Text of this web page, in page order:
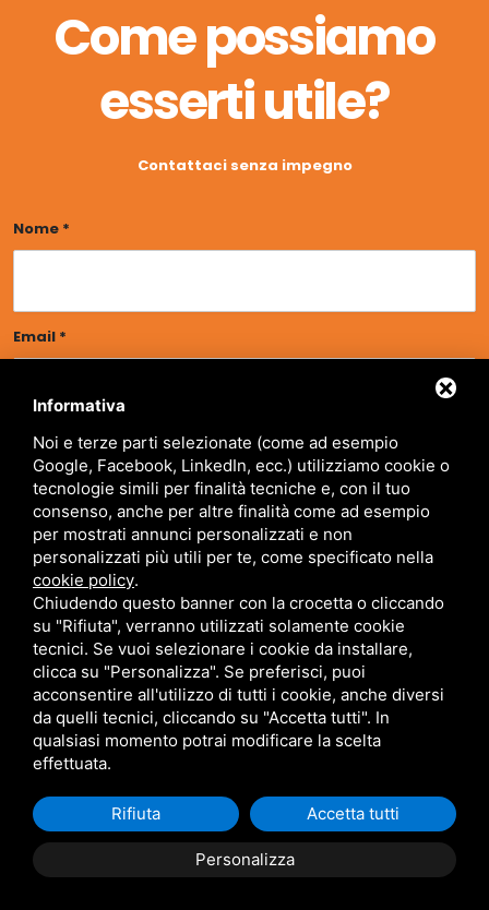
Come possiamo
esserti utile?
Contattaci senza impegno
Nome *
Email *
Messaggio *
Ho preso visione dell'informativa sulla privacy *
Newsletter
Invia richiesta
Informativa
Noi e terze parti selezionate (come ad esempio
Google, Facebook, LinkedIn, ecc.) utilizziamo cookie o
tecnologie simili per finalità tecniche e, con il tuo
consenso, anche per altre finalità come ad esempio
per mostrati annunci personalizzati e non
personalizzati più utili per te, come specificato nella
cookie policy.
Chiudendo questo banner con la crocetta o cliccando
su "Rifiuta", verranno utilizzati solamente cookie
tecnici. Se vuoi selezionare i cookie da installare,
clicca su "Personalizza". Se preferisci, puoi
acconsentire all'utilizzo di tutti i cookie, anche diversi
da quelli tecnici, cliccando su "Accetta tutti". In
qualsiasi momento potrai modificare la scelta
effettuata.
Personalizza
Rifiuta Accetta tutti